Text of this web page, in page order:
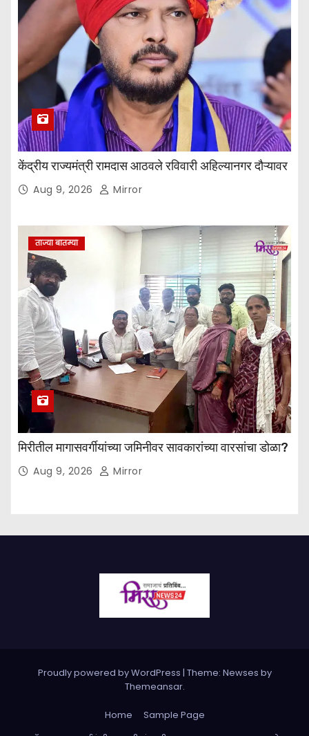
केंद्रीय राज्यमंत्री रामदास आठवले रविवारी अहिल्यानगर दौऱ्यावर
Aug 9, 2026 Mirror
ताज्या बातम्या
मिरीतील मागासवर्गीयांच्या जमिनीवर सावकारांच्या वारसांचा डोळा?
Aug 9, 2026 Mirror
Proudly powered by WordPress | Theme: Newses by
Themeansar.
Home
Sample Page